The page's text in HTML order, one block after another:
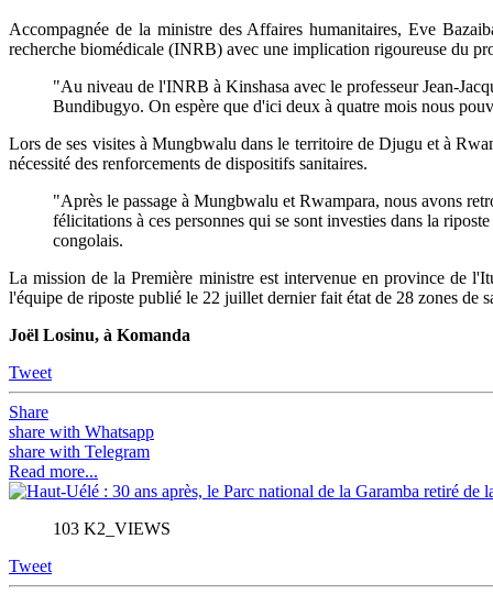
Accompagnée de la ministre des Affaires humanitaires, Eve
recherche biomédicale (INRB) avec une implication rigoureuse du
"Au niveau de l'INRB à Kinshasa avec le professeur Jean-
Bundibugyo. On espère que d'ici deux à quatre mois nous
Lors de ses visites à Mungbwalu dans le territoire de Djugu et à
nécessité des renforcements de dispositifs sanitaires.
"Après le passage à Mungbwalu et Rwampara, nous avons
félicitations à ces personnes qui se sont investies dans la
congolais.
La mission de la Première ministre est intervenue en province de
l'équipe de riposte publié le 22 juillet dernier fait état de 28 zones de
Joël Losinu, à Komanda
Tweet
Share
share with Whatsapp
share with Telegram
Read more...
103 K2_VIEWS
Tweet